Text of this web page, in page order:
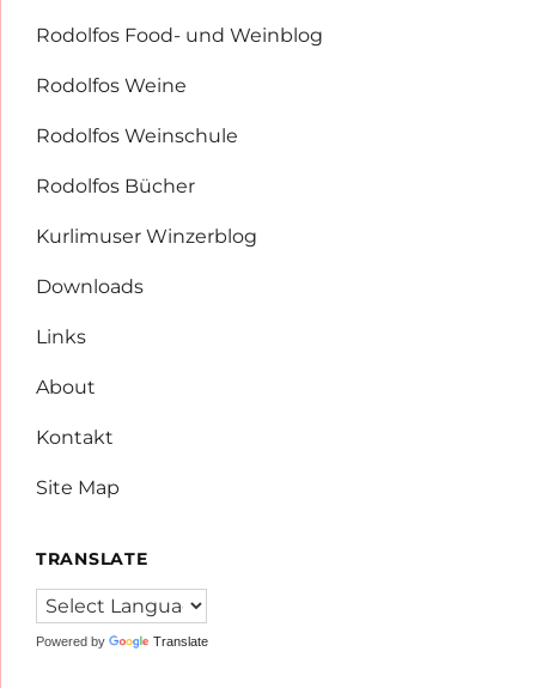
Rodolfos Food- und Weinblog
Rodolfos Weine
Rodolfos Weinschule
Rodolfos Bücher
Kurlimuser Winzerblog
Downloads
Links
About
Kontakt
Site Map
TRANSLATE
Powered by Translate